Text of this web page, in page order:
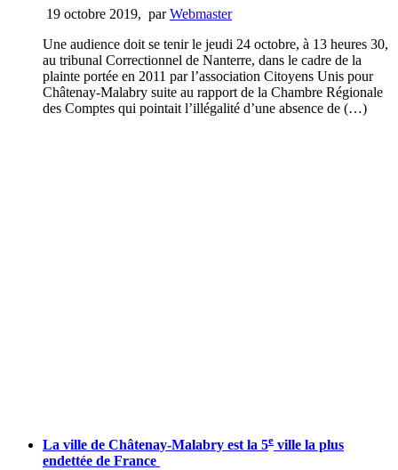
19 octobre 2019, parWebmaster
Une audience doit se tenir le jeudi 24 octobre, à 13 heures 30,
au tribunal Correctionnel de Nanterre, dans le cadre de la
plainte portée en 2011 par l’association Citoyens Unis pour
Châtenay-Malabry suite au rapport de la Chambre Régionale
des Comptes qui pointait l’illégalité d’une absence de (…)
La ville de Châtenay-Malabry est la 5e ville la plus
endettée de France